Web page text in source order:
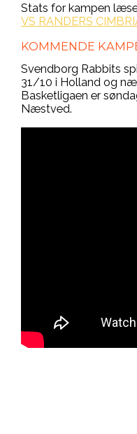
Stats for kampen
VS RANDERS
KOMMENDE
Svendborg Rabbits
31/10 i Holland og
Basketligaen er
Næstved.